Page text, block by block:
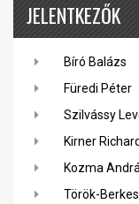
JELENTKEZŐK
Bíró Balázs
Füredi Péter
Szilvássy
Kirner
Kozma
Török-